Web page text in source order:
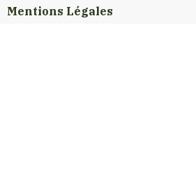
Mentions Légales